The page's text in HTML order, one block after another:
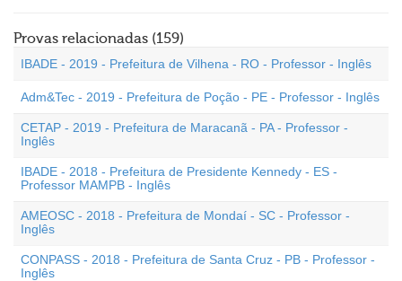
Provas relacionadas (159)
IBADE - 2019 - Prefeitura de Vilhena - RO - Professor - Inglês
Adm&Tec - 2019 - Prefeitura de Poção - PE - Professor - Inglês
CETAP - 2019 - Prefeitura de Maracanã - PA - Professor -
Inglês
IBADE - 2018 - Prefeitura de Presidente Kennedy - ES -
Professor MAMPB - Inglês
AMEOSC - 2018 - Prefeitura de Mondaí - SC - Professor -
Inglês
CONPASS - 2018 - Prefeitura de Santa Cruz - PB - Professor -
Inglês